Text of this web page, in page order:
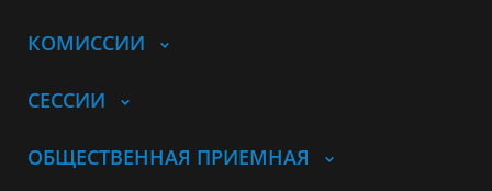
КОМИССИИ
СЕССИИ
ОБЩЕСТВЕННАЯ ПРИЕМНАЯ